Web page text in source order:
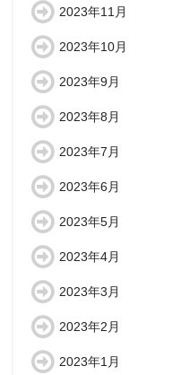
2023年11月
2023年10月
2023年9月
2023年8月
2023年7月
2023年6月
2023年5月
2023年4月
2023年3月
2023年2月
2023年1月